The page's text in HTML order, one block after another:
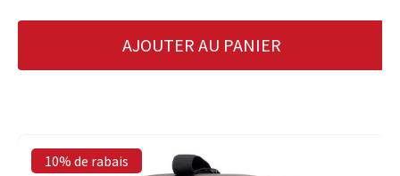
AJOUTER AU PANIER
10% de rabais